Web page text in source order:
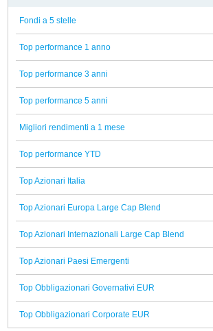
Fondi a 5 stelle
Top performance 1 anno
Top performance 3 anni
Top performance 5 anni
Migliori rendimenti a 1 mese
Top performance YTD
Top Azionari Italia
Top Azionari Europa Large Cap Blend
Top Azionari Internazionali Large Cap Blend
Top Azionari Paesi Emergenti
Top Obbligazionari Governativi EUR
Top Obbligazionari Corporate EUR